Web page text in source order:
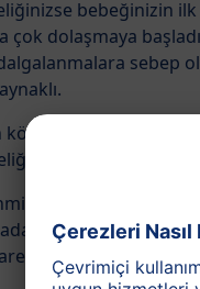
bebeğinizin ilk
dolaşmaya
sebep
köpüğünün
en heyecanlı
önüne
ettiğini